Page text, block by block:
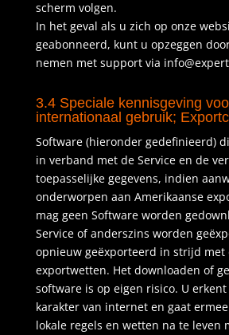
scherm volgen.
In het geval als u zich op onze
geabonneerd, kunt u opzeggen
nemen met support via
3.4 Speciale kennisgeving
internationaal gebruik;
Software (hieronder gedefinieerd)
in verband met de Service en de
toepasselijke gegevens, indien
onderworpen aan Amerikaanse
mag geen Software worden
Service of anderszins worden
opnieuw geëxporteerd in strijd met
exportwetten. Het downloaden of
software is op eigen risico. U
karakter van internet en gaat
lokale regels en wetten na te leven